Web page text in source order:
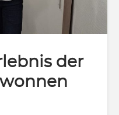
der